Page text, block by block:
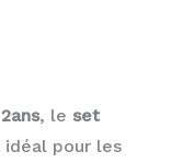
2ans, le set
idéal pour les